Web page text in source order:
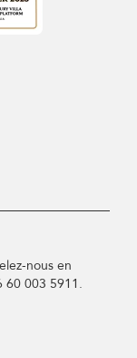
nous en
60 003 5911.